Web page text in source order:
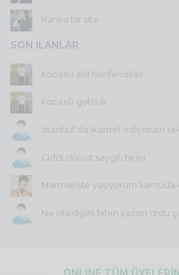
Harika bir site
SON İLANLAR
Kocaeli elit hanfendiler
Kocaeli golcuk
İstanbul'da ikamet ediyorum tek
Ciddi dürüst saygili birini
Marmariste yaşıyorum kamuda
Ne istediğini bilen yazsın ordu